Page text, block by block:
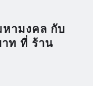
หามงคล กับ
าท ที่ ร้าน